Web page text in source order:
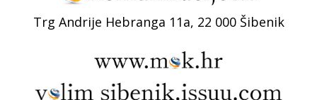
Trg Andrije Hebranga 11a, 22 000 Šibenik